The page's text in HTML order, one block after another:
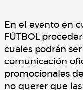
En el evento en
FÚTBOL
cuales podrán
comunicación
promocionales
no querer que